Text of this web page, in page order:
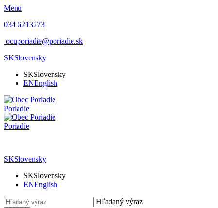
Menu
034 6213273
ocuporiadie@poriadie.sk
SKSlovensky
SKSlovensky
ENEnglish
Poriadie
Poriadie
SKSlovensky
SKSlovensky
ENEnglish
Hľadaný výraz